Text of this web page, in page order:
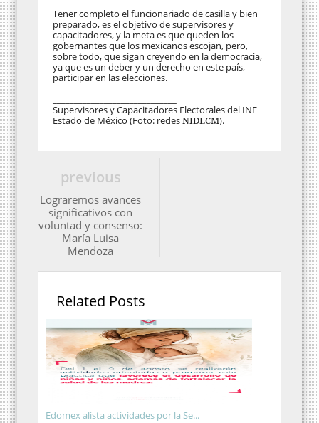
Tener completo el funcionariado de casilla y bien
preparado, es el objetivo de supervisores y
capacitadores, y la meta es que queden los
gobernantes que los mexicanos escojan, pero,
sobre todo, que sigan creyendo en la democracia,
ya que es un deber y un derecho en este país,
participar en las elecciones.
Supervisores y Capacitadores Electorales del INE
Estado de México (Foto: redesNIDLCM).
previous
Lograremos avances
significativos con
voluntad y consenso:
María Luisa
Mendoza
Related Posts
Edomex alista actividades por la Se...